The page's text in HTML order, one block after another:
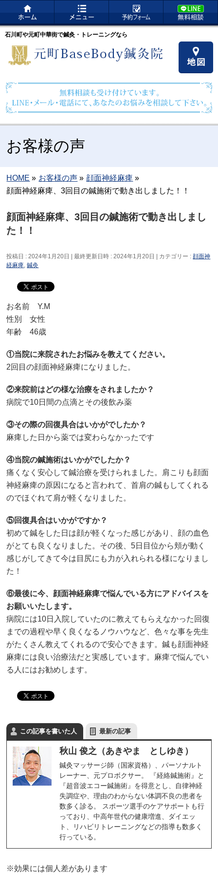
石川町や元町中華街で鍼灸・トレーニングなら
お客様の声
HOME » お客様の声 » 顔面神経麻痺 »
顔面神経麻痺、3回目の鍼施術で動き出しました！！
顔面神経麻痺、3回目の鍼施術で動き出しまし
た！！
投稿日 : 2024年1月20日 最終更新日時 : 2024年1月20日 カテゴリー : 顔面神
経麻痺,鍼灸
お名前 Y.M
性別 女性
年齢 46歳
①当院に来院されたお悩みを教えてください。
2回目の顔面神経麻痺になりました。
②来院前はどの様な治療をされましたか？
病院で10日間の点滴とその後飲み薬
③その際の回復具合はいかがでしたか？
麻痺した日から薬では変わらなかったです
④当院の鍼施術はいかがでしたか？
痛くなく安心して鍼治療を受けられました。肩こりも顔面
神経麻痺の原因になると言われて、首肩の鍼もしてくれる
のでほぐれて肩が軽くなりました。
⑤回復具合はいかがですか？
初めて鍼をした日は顔が軽くなった感じがあり、顔の血色
がとても良くなりました。その後、5日目位から頬が動く
感じがしてきて今は目尻にも力が入れられる様になりまし
た！
⑥最後に今、顔面神経麻痺で悩んでいる方にアドバイスを
お願いいたします。
病院には10日入院していたのに教えてもらえなかった回復
までの過程や早く良くなるノウハウなど、色々な事を先生
がたくさん教えてくれるので安心できます。鍼も顔面神経
麻痺には良い治療法だと実感しています。麻痺で悩んでい
る人にはお勧めします。
この記事を書いた人 最新の記事
秋山 俊之（あきやま としゆき）
鍼灸マッサージ師（国家資格）、パーソナルト
レーナー、元プロボクサー。 『経絡鍼施術』と
『超音波エコー鍼施術』を得意とし、自律神経
失調症や、理由のわからない体調不良の患者を
数多く診る。 スポーツ選手のケアサポートも行
っており、中高年世代の健康増進、ダイエッ
ト、リハビリトレーニングなどの指導も数多く
行っている。
※効果には個人差があります